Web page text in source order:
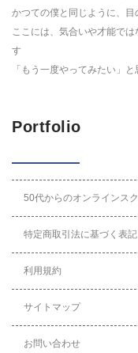
かつての僕と同じように、
ここには、気合いや才能で
す
「もう一度やってみたい」
Portfolio
50代からのオンラインス
特定商取引法に基づく表記
利用規約
サイトマップ
お問い合わせ